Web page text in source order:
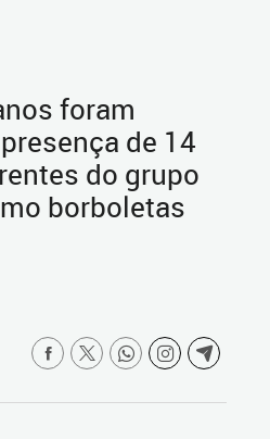
foram
de 14
do grupo
borboletas